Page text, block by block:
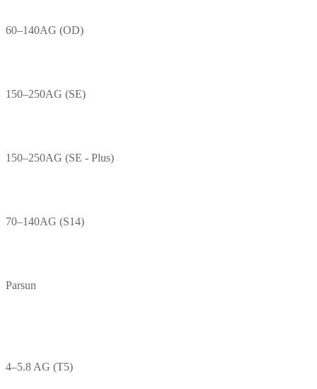
60–140AG (OD)
150–250AG (SE)
150–250AG (SE - Plus)
70–140AG (S14)
Parsun
4–5.8 AG (T5)